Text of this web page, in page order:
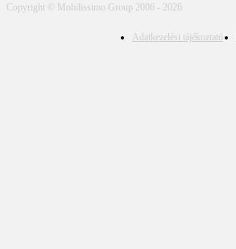
Copyright © Mobilissimo Group 2006 - 2026
Adatkezelési tájékoztató